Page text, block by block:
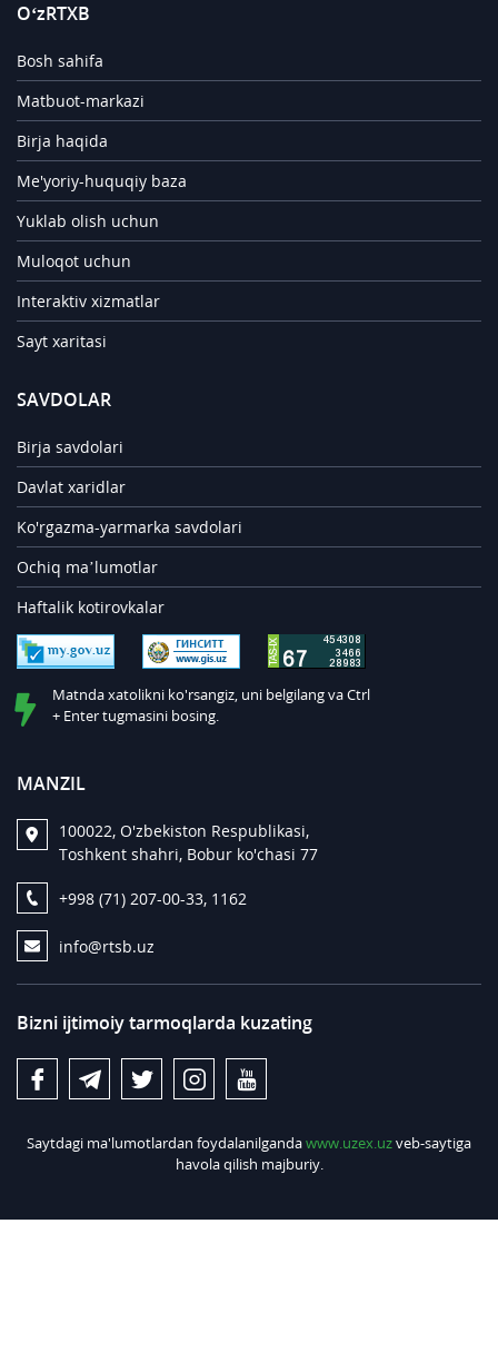
O‘zRTXB
Bosh sahifa
Matbuot-markazi
Birja haqida
Me'yoriy-huquqiy baza
Yuklab olish uchun
Muloqot uchun
Interaktiv xizmatlar
Sayt xaritasi
SAVDOLAR
Birja savdolari
Davlat xaridlar
Ko'rgazma-yarmarka savdolari
Ochiq ma’lumotlar
Haftalik kotirovkalar
Matnda xatolikni ko'rsangiz, uni belgilang va Ctrl
+ Enter tugmasini bosing.
MANZIL
100022, O'zbekiston Respublikasi,
Toshkent shahri, Bobur ko'chasi 77
+998 (71) 207-00-33, 1162
info@rtsb.uz
Bizni ijtimoiy tarmoqlarda kuzating
Saytdagi ma'lumotlardan foydalanilgandawww.uzex.uzveb-saytiga
havola qilish majburiy.